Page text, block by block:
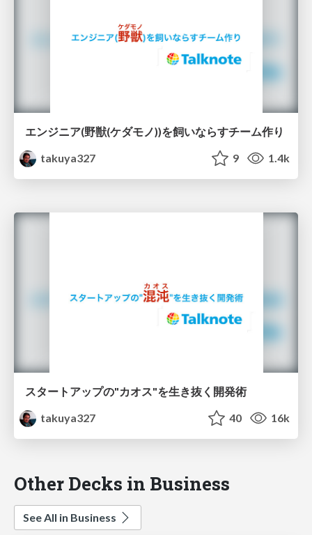
エンジニア(野獣(ケダモノ))を飼いならすチーム作り
takuya327
9 1.4k
スタートアップの"カオス"を生き抜く開発術
takuya327
40 16k
Other Decks in Business
See All in Business